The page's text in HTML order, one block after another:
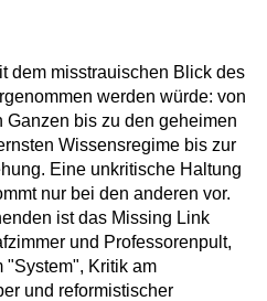
dem misstrauischen Blick des
werden würde: von
bis zu den geheimen
Wissensregime bis zur
Eine unkritische Haltung
nur bei den anderen vor.
ist das Missing Link
und Professorenpult,
"System", Kritik am
und reformistischer